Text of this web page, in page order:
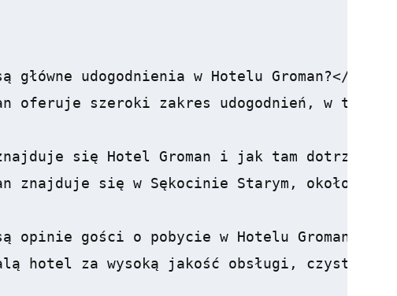
główne udogodnienia w Hotelu Groman?</h3>
oferuje szeroki zakres udogodnień, w tym
się Hotel Groman i jak tam dotrzeć?</
znajduje się w Sękocinie Starym, około 25
opinie gości o pobycie w Hotelu Groman?</h3>
hotel za wysoką jakość obsługi, czystość